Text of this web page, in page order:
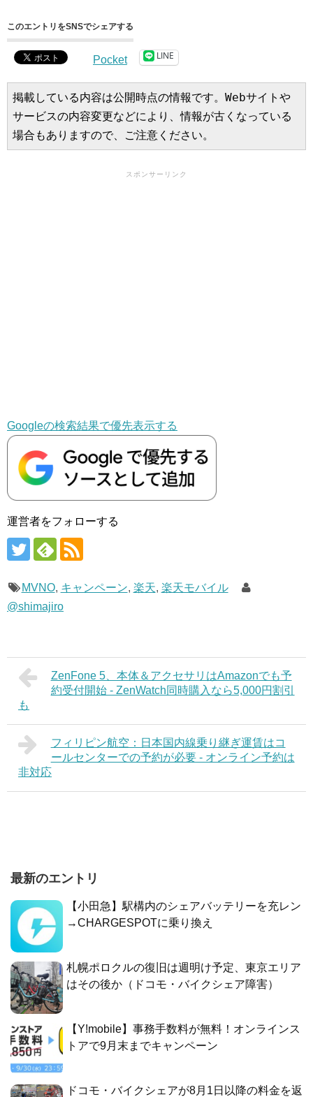
このエントリをSNSでシェアする
Pocket LINE
掲載している内容は公開時点の情報です。Webサイトや
サービスの内容変更などにより、情報が古くなっている
場合もありますので、ご注意ください。
スポンサーリンク
Googleの検索結果で優先表示する
運営者をフォローする
MVNO, キャンペーン, 楽天, 楽天モバイル
@shimajiro
ZenFone 5、本体＆アクセサリはAmazonでも予
約受付開始 - ZenWatch同時購入なら5,000円割引
も
フィリピン航空：日本国内線乗り継ぎ運賃はコ
ールセンターでの予約が必要 - オンライン予約は
非対応
最新のエントリ
【小田急】駅構内のシェアバッテリーを充レン
→CHARGESPOTに乗り換え
札幌ポロクルの復旧は週明け予定、東京エリア
はその後か（ドコモ・バイクシェア障害）
【Y!mobile】事務手数料が無料！オンラインス
トアで9月末までキャンペーン
ドコモ・バイクシェアが8月1日以降の料金を返